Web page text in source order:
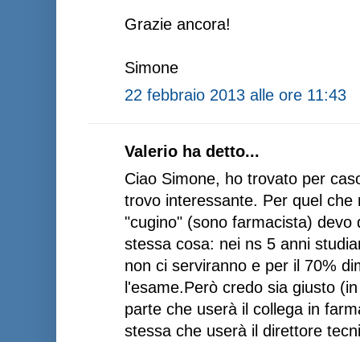
Grazie ancora!
Simone
22 febbraio 2013 alle ore 11:43
Valerio ha detto...
Ciao Simone, ho trovato per
trovo interessante. Per quel che
"cugino" (sono farmacista) devo
stessa cosa: nei ns 5 anni
non ci serviranno e per il 70%
l'esame.Però credo sia giusto
parte che userà il collega in
stessa che userà il direttore